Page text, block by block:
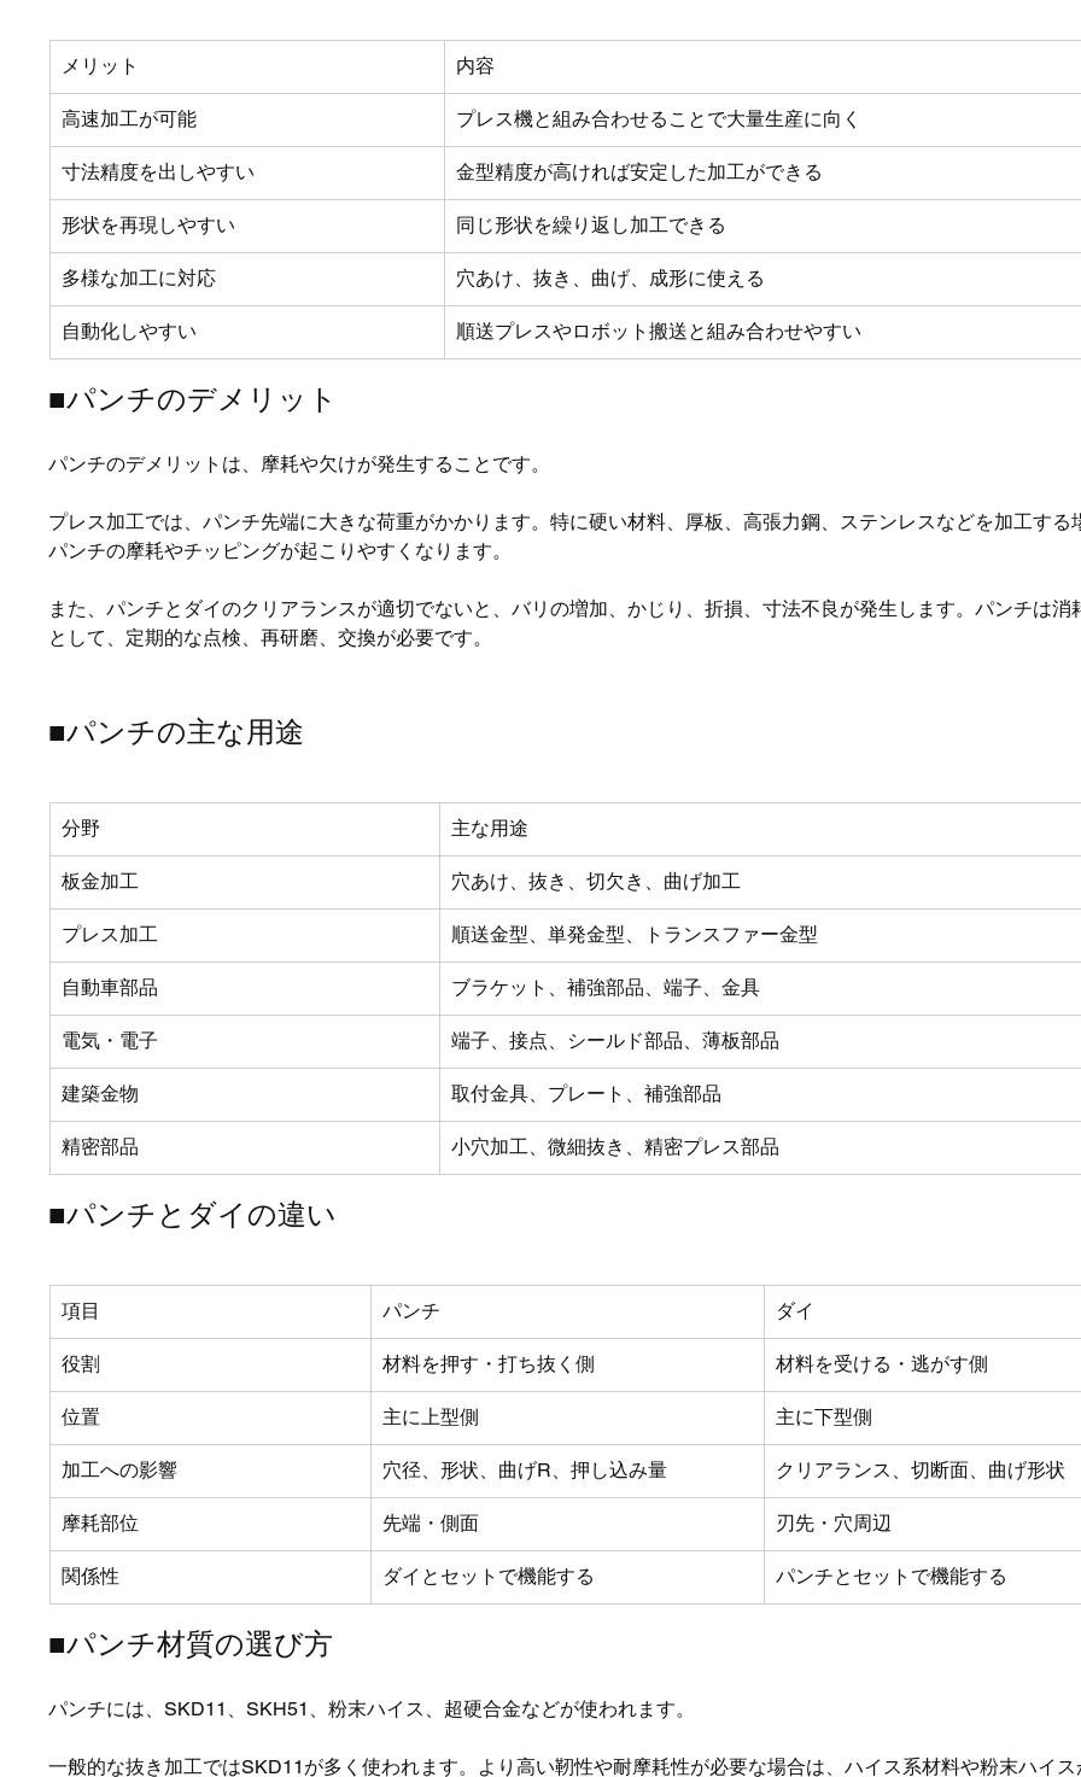
メリット 内容
高速加工が可能 プレス機と組み合わせることで大量生産に向く
寸法精度を出しやすい 金型精度が高ければ安定した加工ができる
形状を再現しやすい 同じ形状を繰り返し加工できる
多様な加工に対応 穴あけ、抜き、曲げ、成形に使える
自動化しやすい 順送プレスやロボット搬送と組み合わせやすい
■パンチのデメリット
パンチのデメリットは、摩耗や欠けが発生することです。
プレス加工では、パンチ先端に大きな荷重がかかります。特に硬い材料、厚板、高張力鋼、ステンレスなどを加工する
パンチの摩耗やチッピングが起こりやすくなります。
また、パンチとダイのクリアランスが適切でないと、バリの増加、かじり、折損、寸法不良が発生します。パンチは消
として、定期的な点検、再研磨、交換が必要です。
■パンチの主な用途
分野 主な用途
板金加工 穴あけ、抜き、切欠き、曲げ加工
プレス加工 順送金型、単発金型、トランスファー金型
自動車部品 ブラケット、補強部品、端子、金具
電気・電子 端子、接点、シールド部品、薄板部品
建築金物 取付金具、プレート、補強部品
精密部品 小穴加工、微細抜き、精密プレス部品
■パンチとダイの違い
項目 パンチ ダイ
役割 材料を押す・打ち抜く側 材料を受ける・逃がす側
位置 主に上型側 主に下型側
加工への影響 穴径、形状、曲げR、押し込み量 クリアランス、切断面、曲げ形状
摩耗部位 先端・側面 刃先・穴周辺
関係性 ダイとセットで機能する パンチとセットで機能する
■パンチ材質の選び方
パンチには、SKD11、SKH51、粉末ハイス、超硬合金などが使われます。
一般的な抜き加工ではSKD11が多く使われます。より高い靭性や耐摩耗性が必要な場合は、ハイス系材料や粉末ハイ